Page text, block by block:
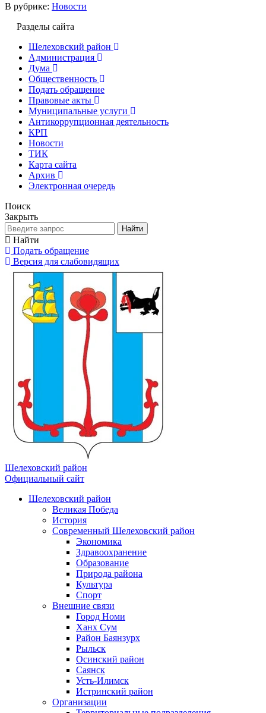
В рубрике: Новости
Разделы сайта
Шелеховский район
Администрация
Дума
Общественность
Подать обращение
Правовые акты
Муниципальные услуги
Антикоррупционная деятельность
КРП
Новости
ТИК
Карта сайта
Архив
Электронная очередь
Поиск
Закрыть
Найти
Найти
Подать обращение
Версия для слабовидящих
Шелеховский район
Официальный сайт
Шелеховский район
Великая Победа
История
Современный Шелеховский район
Экономика
Здравоохранение
Образование
Природа района
Культура
Спорт
Внешние связи
Город Номи
Ханх Сум
Район Баянзурх
Рыльск
Осинский район
Саянск
Усть-Илимск
Истринский район
Организации